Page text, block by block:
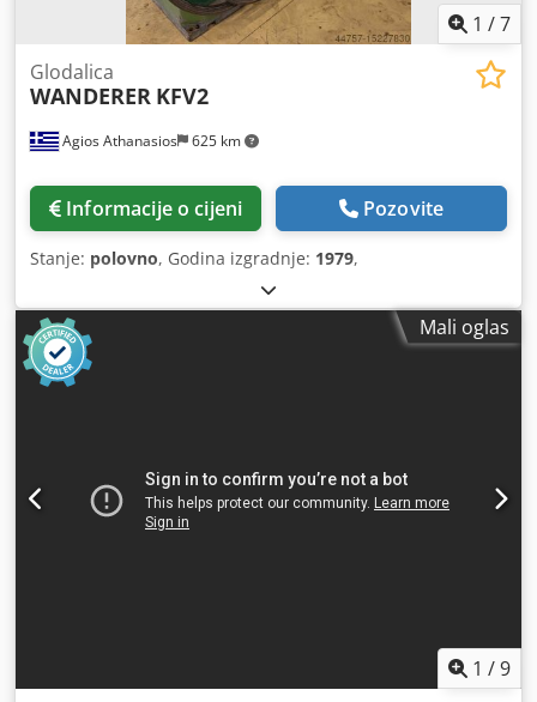
1 /7
Agios Athanasios 625 km
Glodalica
WANDERER KFV2
Informacije o cijeni Pozovite
Stanje: polovno, Godina izgradnje: 1979,
Mali oglas
1 /9